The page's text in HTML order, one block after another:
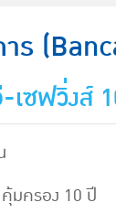
ร
เซฟวิ่งส์
คุ้มครอง 10 ปี